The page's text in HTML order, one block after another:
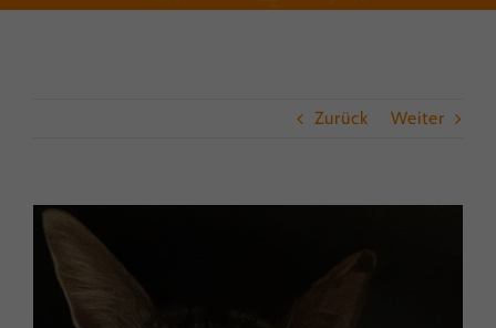
Zurück Weiter
View
Larger
Image